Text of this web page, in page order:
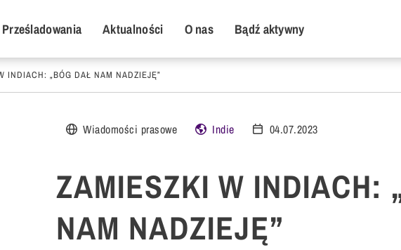
POI Primary Menu
Prześladowania Aktualności O nas Bądź aktywny
INDIACH: „BÓG DAŁ NAM NADZIEJĘ”
Wiadomości prasowe Indie 04.07.2023
ZAMIESZKI W INDIACH:
NAM NADZIEJĘ”